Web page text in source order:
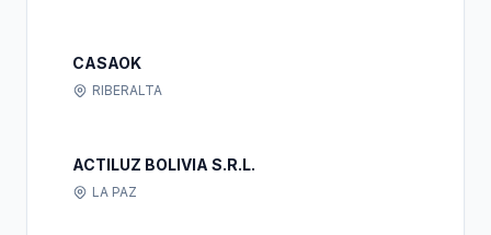
CASAOK
RIBERALTA
ACTILUZ BOLIVIA S.R.L.
LA PAZ